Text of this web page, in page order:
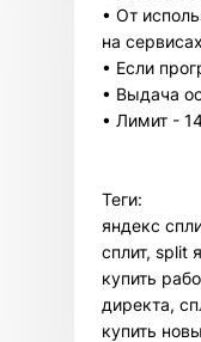
• От
на
• Если
• Выдача
• Лимит -
Теги:
яндекс
сплит, split
купить
директа,
купить